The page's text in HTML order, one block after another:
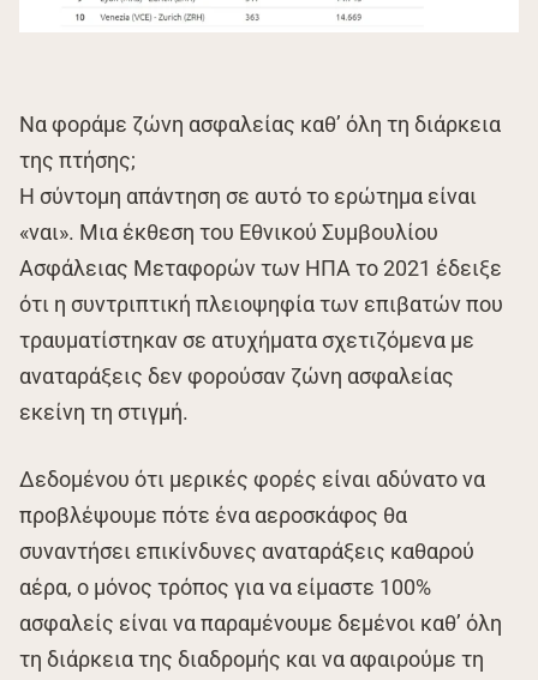
Να φοράμε ζώνη ασφαλείας καθ’ όλη τη διάρκεια
της πτήσης;
Η σύντομη απάντηση σε αυτό το ερώτημα είναι
«ναι». Μια έκθεση του Εθνικού Συμβουλίου
Ασφάλειας Μεταφορών των ΗΠΑ το 2021 έδειξε
ότι η συντριπτική πλειοψηφία των επιβατών που
τραυματίστηκαν σε ατυχήματα σχετιζόμενα με
αναταράξεις δεν φορούσαν ζώνη ασφαλείας
εκείνη τη στιγμή.
Δεδομένου ότι μερικές φορές είναι αδύνατο να
προβλέψουμε πότε ένα αεροσκάφος θα
συναντήσει επικίνδυνες αναταράξεις καθαρού
αέρα, ο μόνος τρόπος για να είμαστε 100%
ασφαλείς είναι να παραμένουμε δεμένοι καθ’ όλη
τη διάρκεια της διαδρομής και να αφαιρούμε τη